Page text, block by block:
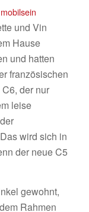
mobilsein
und Vin
Hause
und hatten
französischen
der nur
leise
wird sich in
der neue C5
gewohnt,
Rahmen